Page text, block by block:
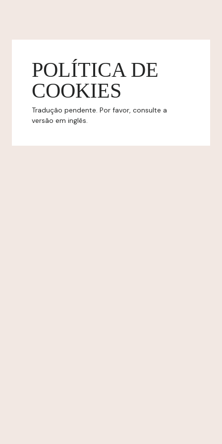
POLÍTICA DE
COOKIES
Tradução pendente. Por favor, consulte a
versão em inglês.